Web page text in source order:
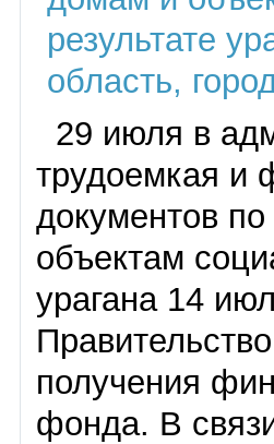
29 июля в
трудоемкая и
документов
объектам
урагана 14
получения
фонда. В